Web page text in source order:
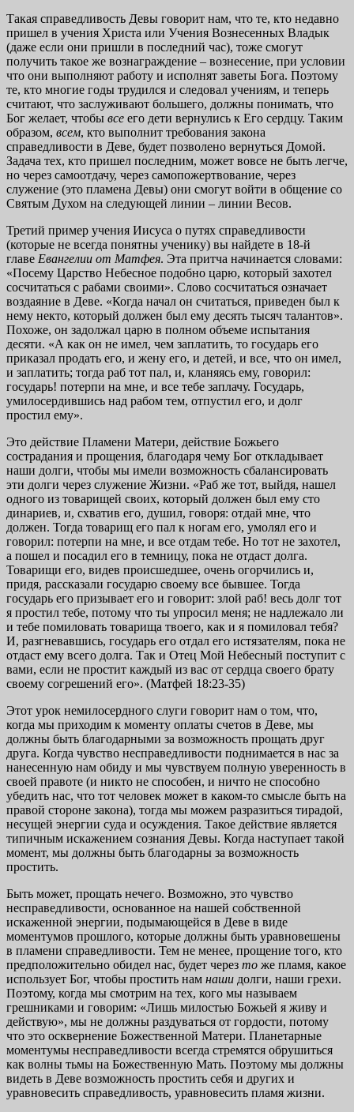
Такая справедливость Девы говорит нам, что те, кто недавно
пришел в учения Христа или Учения Вознесенных Владык
(даже если они пришли в последний час), тоже смогут
получить такое же вознаграждение – вознесение, при условии
что они выполняют работу и исполнят заветы Бога. Поэтому
те, кто многие годы трудился и следовал учениям, и теперь
считают, что заслуживают большего, должны понимать, что
Бог желает, чтобы все его дети вернулись к Его сердцу. Таким
образом, всем, кто выполнит требования закона
справедливости в Деве, будет позволено вернуться Домой.
Задача тех, кто пришел последним, может вовсе не быть легче,
но через самоотдачу, через самопожертвование, через
служение (это пламена Девы) они смогут войти в общение со
Святым Духом на следующей линии – линии Весов.
Третий пример учения Иисуса о путях справедливости
(которые не всегда понятны ученику) вы найдете в 18-й
главе Евангелии от Матфея. Эта притча начинается словами:
«Посему Царство Небесное подобно царю, который захотел
сосчитаться с рабами своими». Слово сосчитаться означает
воздаяние в Деве. «Когда начал он считаться, приведен был к
нему некто, который должен был ему десять тысяч талантов».
Похоже, он задолжал царю в полном объеме испытания
десяти. «А как он не имел, чем заплатить, то государь его
приказал продать его, и жену его, и детей, и все, что он имел,
и заплатить; тогда раб тот пал, и, кланяясь ему, говорил:
государь! потерпи на мне, и все тебе заплачу. Государь,
умилосердившись над рабом тем, отпустил его, и долг
простил ему».
Это действие Пламени Матери, действие Божьего
сострадания и прощения, благодаря чему Бог откладывает
наши долги, чтобы мы имели возможность сбалансировать
эти долги через служение Жизни. «Раб же тот, выйдя, нашел
одного из товарищей своих, который должен был ему сто
динариев, и, схватив его, душил, говоря: отдай мне, что
должен. Тогда товарищ его пал к ногам его, умолял его и
говорил: потерпи на мне, и все отдам тебе. Но тот не захотел,
а пошел и посадил его в темницу, пока не отдаст долга.
Товарищи его, видев происшедшее, очень огорчились и,
придя, рассказали государю своему все бывшее. Тогда
государь его призывает его и говорит: злой раб! весь долг тот
я простил тебе, потому что ты упросил меня; не надлежало ли
и тебе помиловать товарища твоего, как и я помиловал тебя?
И, разгневавшись, государь его отдал его истязателям, пока не
отдаст ему всего долга. Так и Отец Мой Небесный поступит с
вами, если не простит каждый из вас от сердца своего брату
своему согрешений его». (Матфей 18:23-35)
Этот урок немилосердного слуги говорит нам о том, что,
когда мы приходим к моменту оплаты счетов в Деве, мы
должны быть благодарными за возможность прощать друг
друга. Когда чувство несправедливости поднимается в нас за
нанесенную нам обиду и мы чувствуем полную уверенность в
своей правоте (и никто не способен, и ничто не способно
убедить нас, что тот человек может в каком-то смысле быть на
правой стороне закона), тогда мы можем разразиться тирадой,
несущей энергии суда и осуждения. Такое действие является
типичным искажением сознания Девы. Когда наступает такой
момент, мы должны быть благодарны за возможность
простить.
Быть может, прощать нечего. Возможно, это чувство
несправедливости, основанное на нашей собственной
искаженной энергии, подымающейся в Деве в виде
моментумов прошлого, которые должны быть уравновешены
в пламени справедливости. Тем не менее, прощение того, кто
предположительно обидел нас, будет через то же пламя, какое
использует Бог, чтобы простить нам наши долги, наши грехи.
Поэтому, когда мы смотрим на тех, кого мы называем
грешниками и говорим: «Лишь милостью Божьей я живу и
действую», мы не должны раздуваться от гордости, потому
что это осквернение Божественной Матери. Планетарные
моментумы несправедливости всегда стремятся обрушиться
как волны тьмы на Божественную Мать. Поэтому мы должны
видеть в Деве возможность простить себя и других и
уравновесить справедливость, уравновесить пламя жизни.